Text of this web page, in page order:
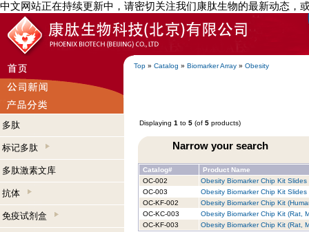
中文网站正在持续更新中，请密切关注我们康肽生物的最新动态，
Top » Catalog » Biomarker Array » Obesity
多肽
标记多肽
多肽激素文库
抗体
免疫试剂盒
Displaying 1 to 5 (of 5 products)
Narrow your search
Catalog#
Product Name
OC-002
Obesity Biomarker Chip Kit
OC-003
Obesity Biomarker Chip Kit
OC-KF-002
Obesity Biomarker Chip Kit
OC-KC-003
Obesity Biomarker Chip Kit (Rat,
OC-KF-003
Obesity Biomarker Chip Kit (Rat,